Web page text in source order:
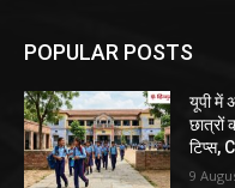
POPULAR POSTS
यूपी में
टिप्स,
9